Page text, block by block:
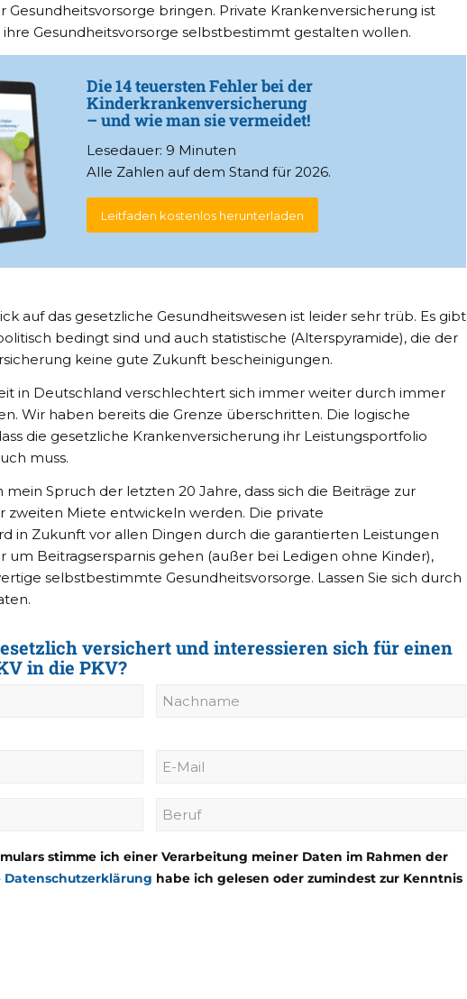
Gesundheitsvorsorge bringen. Private Krankenversicherung ist
Gesundheitsvorsorge selbstbestimmt gestalten wollen.
Die 14 teuersten Fehler bei der
Kinderkrankenversicherung
– und wie man sie vermeidet!
Lesedauer: 9 Minuten
Alle Zahlen auf dem Stand für 2026.
Leitfaden kostenlos herunterladen
auf das gesetzliche Gesundheitswesen ist leider sehr trüb. Es gibt
bedingt sind und auch statistische (Alterspyramide), die der
keine gute Zukunft bescheinigungen.
in Deutschland verschlechtert sich immer weiter durch immer
Wir haben bereits die Grenze überschritten. Die logische
die gesetzliche Krankenversicherung ihr Leistungsportfolio
muss.
Spruch der letzten 20 Jahre, dass sich die Beiträge zur
zweiten Miete entwickeln werden. Die private
in Zukunft vor allen Dingen durch die garantierten Leistungen
um Beitragsersparnis gehen (außer bei Ledigen ohne Kinder),
selbstbestimmte Gesundheitsvorsorge. Lassen Sie sich durch
versichert und interessieren sich für einen
in die PKV?
E-
Beruf
stimme ich einer Verarbeitung meiner Daten im Rahmen der
Datenschutzerklärung habe ich gelesen oder zumindest zur Kenntnis